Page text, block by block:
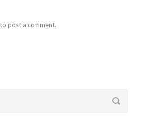
to post a comment.